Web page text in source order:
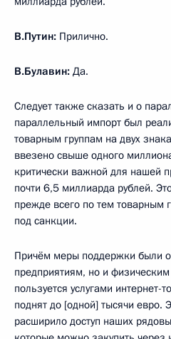
В.Путин: Прилично.
В.Булавин: Да.
Следует также сказать и о
параллельный импорт был
товарным группам на двух
ввезено свыше одного
критически важной для нашей
почти 6,5 миллиарда рублей.
прежде всего по тем товарным
под санкции.
Причём меры поддержки были
предприятиям, но и
пользуется услугами интернет-
поднят до [одной] тысячи евро.
расширило доступ наших